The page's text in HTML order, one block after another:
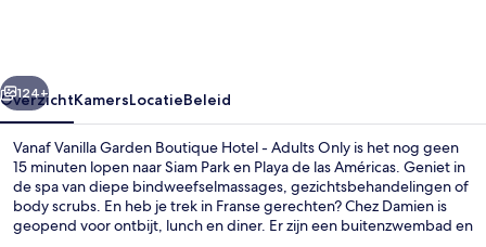
Only
Volgende
124+
OverzichtKamersLocatieBeleid
Vanaf Vanilla Garden Boutique Hotel - Adults Only is het nog geen
15 minuten lopen naar Siam Park en Playa de las Américas. Geniet in
de spa van diepe bindweefselmassages, gezichtsbehandelingen of
body scrubs. En heb je trek in Franse gerechten? Chez Damien is
geopend voor ontbijt, lunch en diner. Er zijn een buitenzwembad en